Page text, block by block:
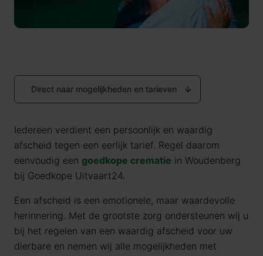
Direct naar mogelijkheden en tarieven
Iedereen verdient een persoonlijk en waardig
afscheid tegen een eerlijk tarief. Regel daarom
eenvoudig een goedkope crematie in Woudenberg
bij Goedkope Uitvaart24.
Een afscheid is een emotionele, maar waardevolle
herinnering. Met de grootste zorg ondersteunen wij u
bij het regelen van een waardig afscheid voor uw
dierbare en nemen wij alle mogelijkheden met